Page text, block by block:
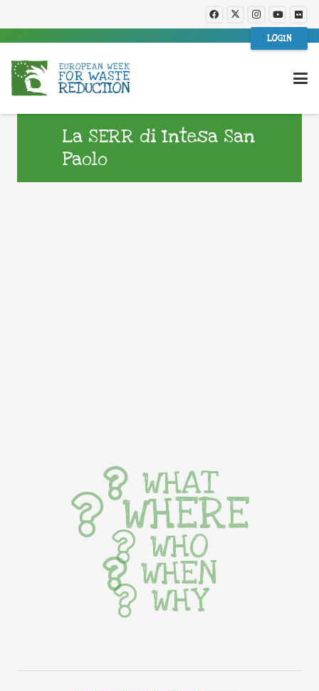
LOGIN
La SERR di Intesa San
Paolo
WHAT
WHERE
WHO
WHEN
WHY